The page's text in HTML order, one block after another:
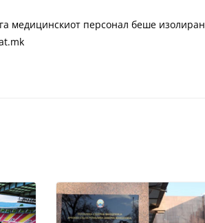
медицинскиот персонал беше изолиран